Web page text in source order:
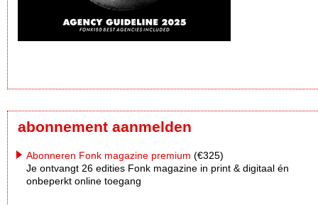
abonnement aanmelden
Abonneren Fonk magazine premium (€325)
Je ontvangt 26 edities Fonk magazine in print & digitaal én
onbeperkt online toegang